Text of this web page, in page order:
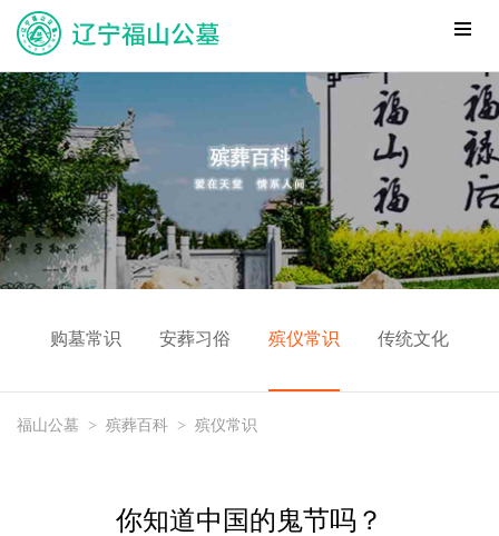
购墓常识 安葬习俗 殡仪常识 传统文化
福山公墓 > 殡葬百科 > 殡仪常识
你知道中国的鬼节吗？